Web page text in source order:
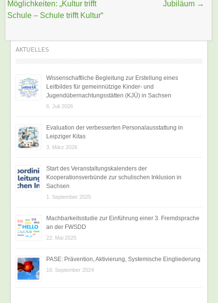
Möglichkeiten: „Kultur trifft
Schule – Schule trifft Kultur“
Jubiläum →
AKTUELLES
Wissenschaftliche Begleitung zur Erstellung eines
Leitbildes für gemeinnützige Kinder- und
Jugendübernachtungsstätten (KJÜ) in Sachsen
6. Juli 2026
Evaluation der verbesserten Personalausstattung in
Leipziger Kitas
3. März 2026
Start des Veranstaltungskalenders der
Kooperationsverbünde zur schulischen Inklusion in
Sachsen
1. September 2025
Machbarkeitsstudie zur Einführung einer 3. Fremdsprache
an der FWSDD
22. Mai 2025
PASE: Prävention, Aktivierung, Systemische Eingliederung
16. September 2024